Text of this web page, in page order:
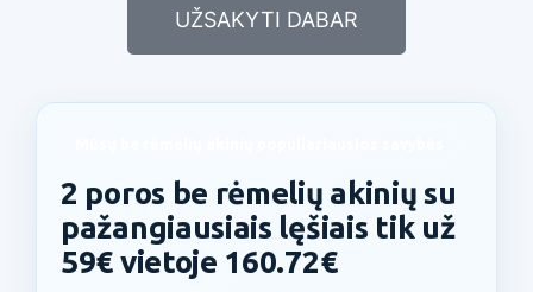
UŽSAKYTI DABAR
2 poros be rėmelių akinių su
pažangiausiais lęšiais tik už
59€ vietoje 160.72€